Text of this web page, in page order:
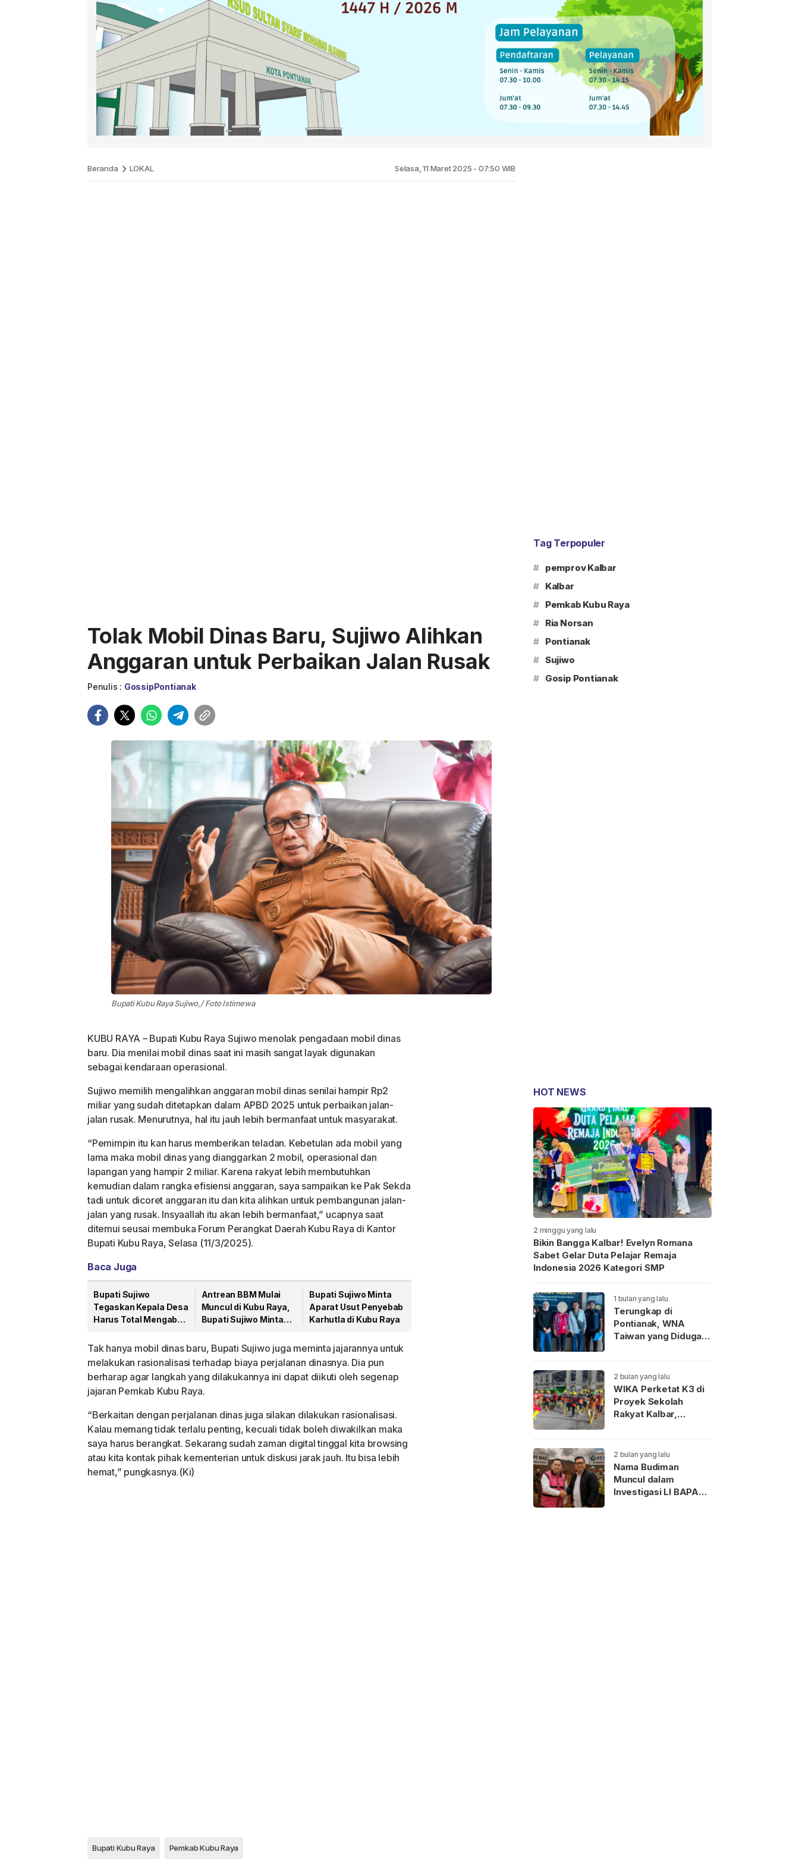
Beranda LOKAL Selasa, 11 Maret 2025 - 07:50 WIB
Tolak Mobil Dinas Baru, Sujiwo Alihkan
Anggaran untuk Perbaikan Jalan Rusak
Penulis : GossipPontianak
Bupati Kubu Raya Sujiwo,/ Foto Istimewa
KUBU RAYA – Bupati Kubu Raya Sujiwo menolak pengadaan mobil dinas
baru. Dia menilai mobil dinas saat ini masih sangat layak digunakan
sebagai kendaraan operasional.
Sujiwo memilih mengalihkan anggaran mobil dinas senilai hampir Rp2
miliar yang sudah ditetapkan dalam APBD 2025 untuk perbaikan jalan-
jalan rusak. Menurutnya, hal itu jauh lebih bermanfaat untuk masyarakat.
“Pemimpin itu kan harus memberikan teladan. Kebetulan ada mobil yang
lama maka mobil dinas yang dianggarkan 2 mobil, operasional dan
lapangan yang hampir 2 miliar. Karena rakyat lebih membutuhkan
kemudian dalam rangka efisiensi anggaran, saya sampaikan ke Pak Sekda
tadi untuk dicoret anggaran itu dan kita alihkan untuk pembangunan jalan-
jalan yang rusak. Insyaallah itu akan lebih bermanfaat,” ucapnya saat
ditemui seusai membuka Forum Perangkat Daerah Kubu Raya di Kantor
Bupati Kubu Raya, Selasa (11/3/2025).
Baca Juga
Bupati Sujiwo
Tegaskan Kepala Desa
Harus Total Mengabdi,
Jika Tak Siap
Antrean BBM Mulai
Muncul di Kubu Raya,
Bupati Sujiwo Minta
Antisipasi
Bupati Sujiwo Minta
Aparat Usut Penyebab
Karhutla di Kubu Raya
Tak hanya mobil dinas baru, Bupati Sujiwo juga meminta jajarannya untuk
melakukan rasionalisasi terhadap biaya perjalanan dinasnya. Dia pun
berharap agar langkah yang dilakukannya ini dapat diikuti oleh segenap
jajaran Pemkab Kubu Raya.
“Berkaitan dengan perjalanan dinas juga silakan dilakukan rasionalisasi.
Kalau memang tidak terlalu penting, kecuali tidak boleh diwakilkan maka
saya harus berangkat. Sekarang sudah zaman digital tinggal kita browsing
atau kita kontak pihak kementerian untuk diskusi jarak jauh. Itu bisa lebih
hemat,” pungkasnya.(Ki)
Bupati Kubu Raya Pemkab Kubu Raya
Tag Terpopuler
# pemprov Kalbar
# Kalbar
# Pemkab Kubu Raya
# Ria Norsan
# Pontianak
# Sujiwo
# Gosip Pontianak
HOT NEWS
2 minggu yang lalu
Bikin Bangga Kalbar! Evelyn Romana
Sabet Gelar Duta Pelajar Remaja
Indonesia 2026 Kategori SMP
1 bulan yang lalu
Terungkap di
Pontianak, WNA
Taiwan yang Diduga
Dideportasi
2 bulan yang lalu
WIKA Perketat K3 di
Proyek Sekolah
Rakyat Kalbar,
2 bulan yang lalu
Nama Budiman
Muncul dalam
Investigasi LI BAPAN